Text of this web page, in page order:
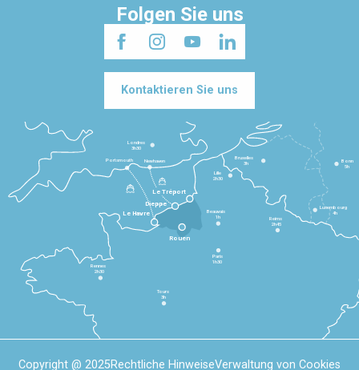
Folgen Sie uns
Kontaktieren Sie uns
Le Havre
Dieppe
Le Tréport
Rennes
2h30
Tours
3h
Paris
1h30
Beauvais
1h
Reims
2h45
Lille
2h30
Bruxelles
3h
Londres
3h30
Newhaven
Portsmouth
Bonn
5h
Luxembourg
4h
Rouen
Copyright @ 2025Rechtliche HinweiseVerwaltung von Cookies